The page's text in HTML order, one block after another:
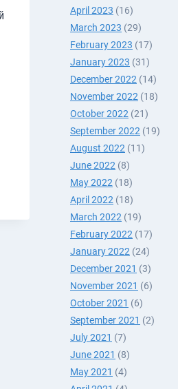
April 2023 (16)
March 2023 (29)
February 2023 (17)
January 2023 (31)
December 2022 (14)
November 2022 (18)
October 2022 (21)
September 2022 (19)
August 2022 (11)
June 2022 (8)
May 2022 (18)
April 2022 (18)
March 2022 (19)
February 2022 (17)
January 2022 (24)
December 2021 (3)
November 2021 (6)
October 2021 (6)
September 2021 (2)
July 2021 (7)
June 2021 (8)
May 2021 (4)